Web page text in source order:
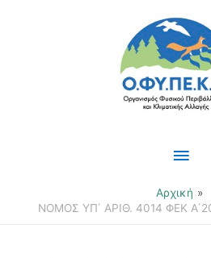
Αρχική
ΝΟΜΟΣ ΥΠ΄ ΑΡΙΘ. 4014 ΦΕΚ